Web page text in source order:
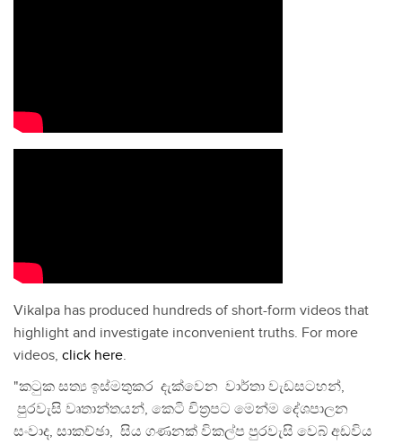
Vikalpa has produced hundreds of short-form videos that
highlight and investigate inconvenient truths. For more
videos, click here.
"කටුක සත්‍ය ඉස්මතුකර දැක්වෙන වාර්තා වැඩසටහන්,
පුරවැසි වෘතාන්තයන්, කෙටි චිත්‍රපට මෙන්ම දේශපාලන
සංවාද, සාකච්ඡා, සිය ගණනක් විකල්ප පුරවැසි වෙබ් අඩවිය